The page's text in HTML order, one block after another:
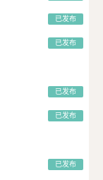
已发布
已发布
已发布
已发布
已发布